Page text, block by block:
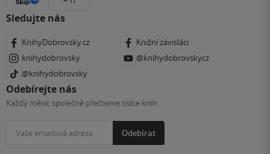
Sledujte nás
KnihyDobrovsky.cz
Knižní závisláci
knihydobrovsky
@knihydobrovskycz
@knihydobrovsky
Odebírejte nás
Každý měsíc společně přečteme tisíce knih
Odebírat